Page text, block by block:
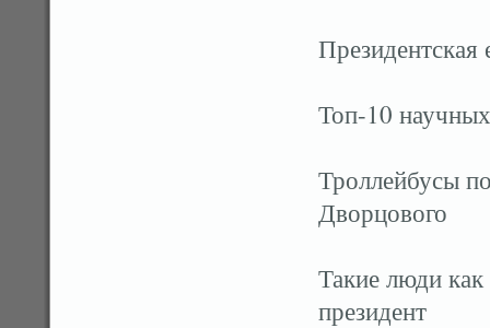
Президентская
Топ-10
Троллейбусы
Дворцового
Такие люди как
президент